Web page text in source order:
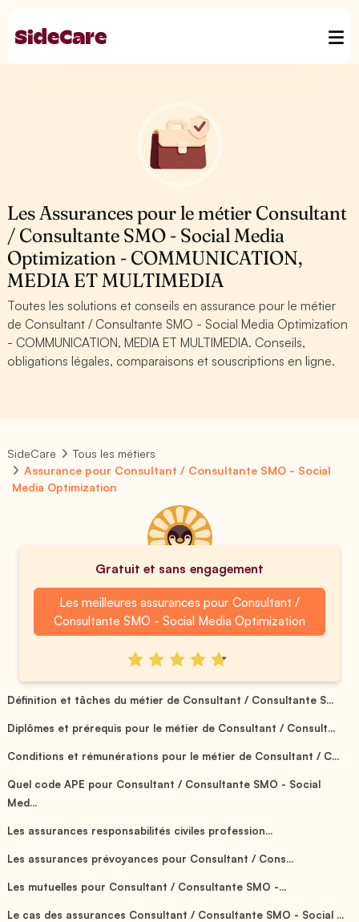
Les Assurances pour le métier Consultant
/ Consultante SMO - Social Media
Optimization - COMMUNICATION,
MEDIA ET MULTIMEDIA
Toutes les solutions et conseils en assurance pour le métier
de Consultant / Consultante SMO - Social Media Optimization
- COMMUNICATION, MEDIA ET MULTIMEDIA. Conseils,
obligations légales, comparaisons et souscriptions en ligne.
SideCare
Tous les métiers
Assurance pour Consultant / Consultante SMO - Social
Media Optimization
Gratuit et sans engagement
Les meilleures assurances pour Consultant /
Consultante SMO - Social Media Optimization
Définition et tâches du métier de Consultant / Consultante S...
Diplômes et prérequis pour le métier de Consultant / Consult...
Conditions et rémunérations pour le métier de Consultant / C...
Quel code APE pour Consultant / Consultante SMO - Social
Med...
Les assurances responsabilités civiles profession...
Les assurances prévoyances pour Consultant / Cons...
Les mutuelles pour Consultant / Consultante SMO -...
Le cas des assurances Consultant / Consultante SMO - Social ...